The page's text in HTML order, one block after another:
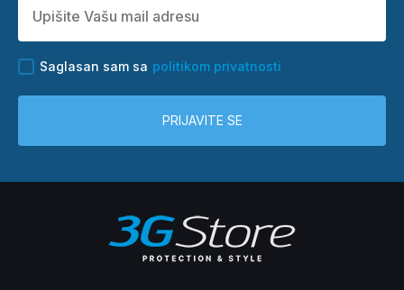
Saglasan sam sa politikom privatnosti
PRIJAVITE SE